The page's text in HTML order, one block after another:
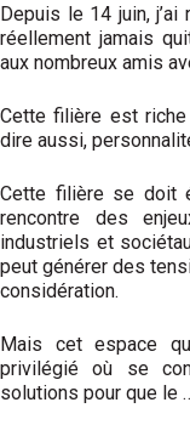
Depuis le 14 juin,
réellement jamais
aux nombreux amis
Cette filière est
dire aussi,
Cette filière se doit
rencontre des
industriels et
peut générer des
considération.
Mais cet espace
privilégié où se
solutions pour que le